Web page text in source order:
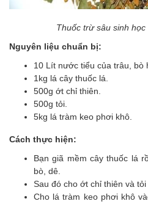
Thuốc trừ sâu sinh
Nguyên liệu chuẩn bị:
10 Lít nước tiểu của trâu, bò
1kg lá cây thuốc lá.
500g ớt chỉ thiên.
500g tỏi.
5kg lá tràm keo phơi khô.
Cách thực hiện:
Bạn giã mềm cây thuốc lá
bò, dê.
Sau đó cho ớt chỉ thiên và tỏi
Cho lá tràm keo phơi khô